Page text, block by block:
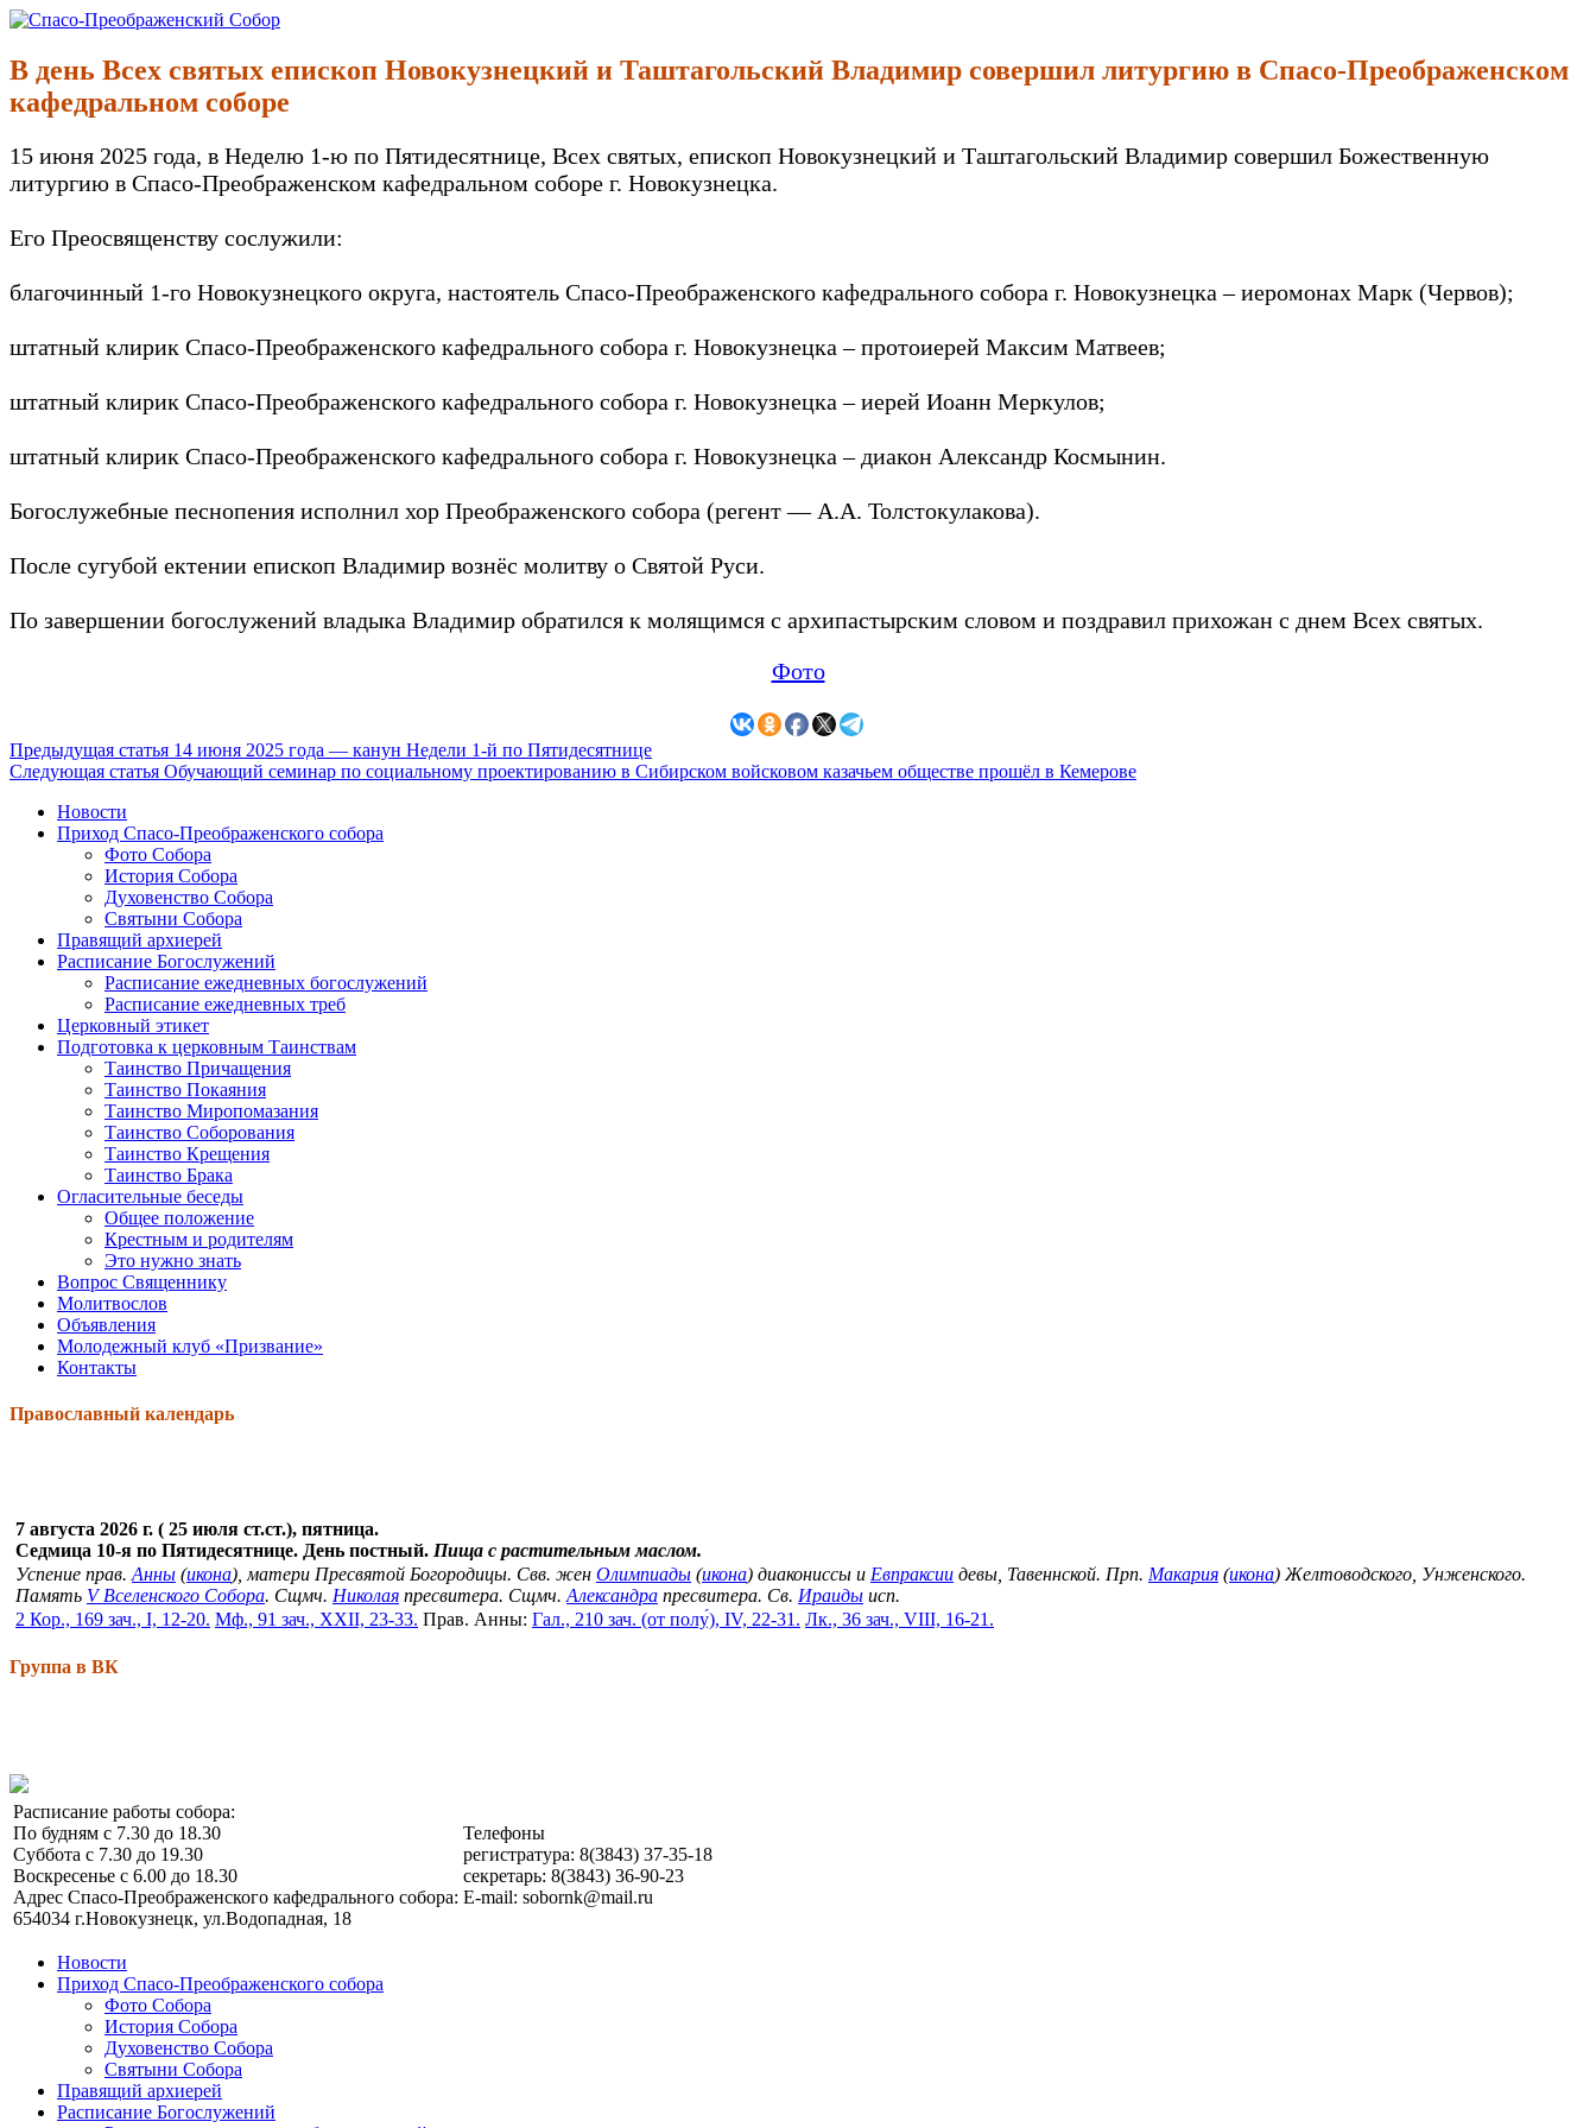
Перейти
содержимому
Спасо-Преображенский Собор
Спасо-Преображенский кафедральный Собор Новокузнецк
В день Всех святых епископ Новокузнецкий и Таштагольский Владимир совершил литургию в Спасо-Преображенском
кафедральном соборе
15 июня 2025 года, в Неделю 1-ю по Пятидесятнице, Всех святых, епископ Новокузнецкий и Таштагольский Владимир совершил Божественную
литургию в Спасо-Преображенском кафедральном соборе г. Новокузнецка.
Его Преосвященству сослужили:
благочинный 1-го Новокузнецкого округа, настоятель Спасо-Преображенского кафедрального собора г. Новокузнецка – иеромонах Марк (Червов);
штатный клирик Спасо-Преображенского кафедрального собора г. Новокузнецка – протоиерей Максим Матвеев;
штатный клирик Спасо-Преображенского кафедрального собора г. Новокузнецка – иерей Иоанн Меркулов;
штатный клирик Спасо-Преображенского кафедрального собора г. Новокузнецка – диакон Александр Космынин.
Богослужебные песнопения исполнил хор Преображенского собора (регент — А.А. Толстокулакова).
После сугубой ектении епископ Владимир вознёс молитву о Святой Руси.
По завершении богослужений владыка Владимир обратился к молящимся с архипастырским словом и поздравил прихожан с днем Всех святых.
Фото
Продолжить
чтение
Предыдущая статья 14 июня 2025 года — канун Недели 1-й по Пятидесятнице
Следующая статья Обучающий семинар по социальному проектированию в Сибирском войсковом казачьем обществе прошёл в Кемерове
Новости
Приход Спасо-Преображенского собора
Фото Собора
История Собора
Духовенство Собора
Святыни Собора
Правящий архиерей
Расписание Богослужений
Расписание ежедневных богослужений
Расписание ежедневных треб
Церковный этикет
Подготовка к церковным Таинствам
Таинство Причащения
Таинство Покаяния
Таинство Миропомазания
Таинство Соборования
Таинство Крещения
Таинство Брака
Огласительные беседы
Общее положение
Крестным и родителям
Это нужно знать
Вопрос Священнику
Молитвослов
Объявления
Молодежный клуб «Призвание»
Контакты
Православный календарь
7 августа 2026 г. ( 25 июля ст.ст.), пятница.
Седмица 10-я по Пятидесятнице. День постный. Пища с растительным маслом.
Успение прав.Анны (икона), матери Пресвятой Богородицы. Свв. жен Олимпиады (икона) диакониссы и Евпраксии девы, Тавеннской. Прп. Макария (икона) Желтоводского, Унженского.
Память V Вселенского Собора. Сщмч. Николая пресвитера. Сщмч.Александра пресвитера. Св. Ираиды исп.
2 Кор., 169 зач., I, 12-20. Мф., 91 зач., XXII, 23-33. Прав. Анны: Гал., 210 зач. (от полу́), IV, 22-31. Лк., 36 зач., VIII, 16-21.
Группа в ВК
Расписание работы собора:
По будням с 7.30 до 18.30
Суббота с 7.30 до 19.30
Воскресенье с 6.00 до 18.30
Адрес Спасо-Преображенского кафедрального собора:
654034 г.Новокузнецк, ул.Водопадная, 18
Телефоны
регистратура: 8(3843) 37-35-18
секретарь: 8(3843) 36-90-23
E-mail: sobornk@mail.ru
Новости
Приход Спасо-Преображенского собора
Фото Собора
История Собора
Духовенство Собора
Святыни Собора
Правящий архиерей
Расписание Богослужений